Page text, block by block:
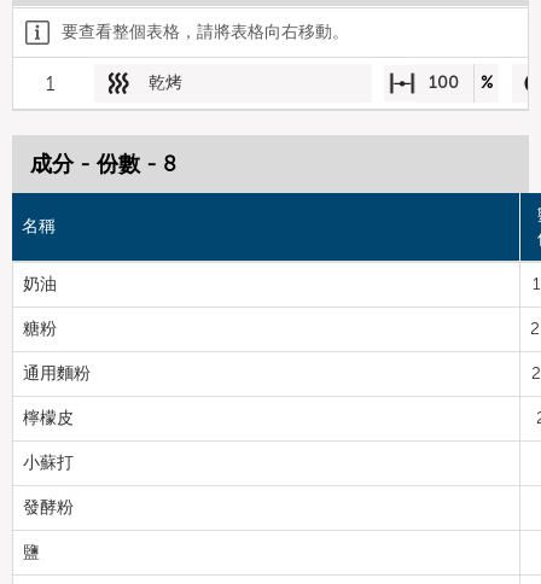
要查看整個表格，請將表格向右移動。
1 乾烤 100 %
成分 - 份數 - 8
名稱
奶油
糖粉
通用麵粉
檸檬皮
小蘇打
發酵粉
鹽